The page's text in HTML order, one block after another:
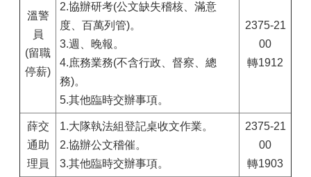
溫警
員
(留職
停薪)
2.協辦研考(公文缺失稽核、滿意
度、百萬列管)。
3.週、晚報。
4.庶務業務(不含行政、督察、總
務)。
5.其他臨時交辦事項。
2375-21
00
轉1912
薛交
通助
理員
1.大隊執法組登記桌收文作業。
2.協辦公文稽催。
3.其他臨時交辦事項。
2375-21
00
轉1903